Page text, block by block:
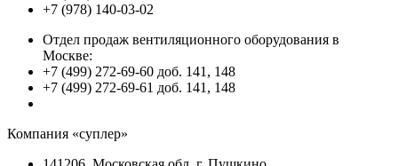
+7 (978) 140-03-02
Отдел продаж вентиляционного оборудования в
Москве:
+7 (499) 272-69-60 доб. 141, 148
+7 (499) 272-69-61 доб. 141, 148
Компания «суплер»